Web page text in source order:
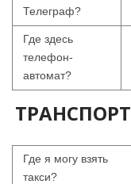
Телеграф?
Где здесь
телефон-
автомат?
ТРАНСПОРТ
Где я могу взять
такси?